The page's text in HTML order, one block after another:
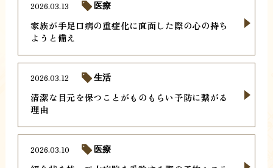
家族が手足口病の重症化に直面した際の心の持ち
ようと備え
2026.03.13 医療
清潔な目元を保つことがものもらい予防に繋がる
理由
2026.03.12 生活
2026.03.10 医療